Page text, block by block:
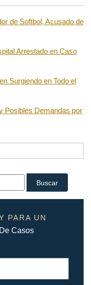
de Softbol, Acusado de
Arrestado en Caso
Surgiendo en Todo el
Posibles Demandas por
PARA UN
Casos